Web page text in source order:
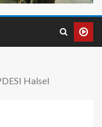
Halsel